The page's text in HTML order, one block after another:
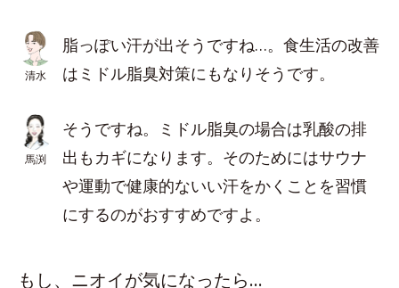
清水
脂っぽい汗が出そうですね…。食生活の改善
はミドル脂臭対策にもなりそうです。
馬渕
そうですね。ミドル脂臭の場合は乳酸の排
出もカギになります。そのためにはサウナ
や運動で健康的ないい汗をかくことを習慣
にするのがおすすめですよ。
もし、ニオイが気になったら…